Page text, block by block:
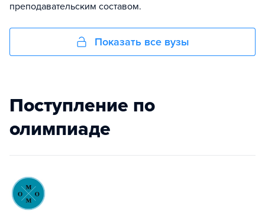
преподавательским составом.
Показать все вузы
Поступление по
олимпиаде